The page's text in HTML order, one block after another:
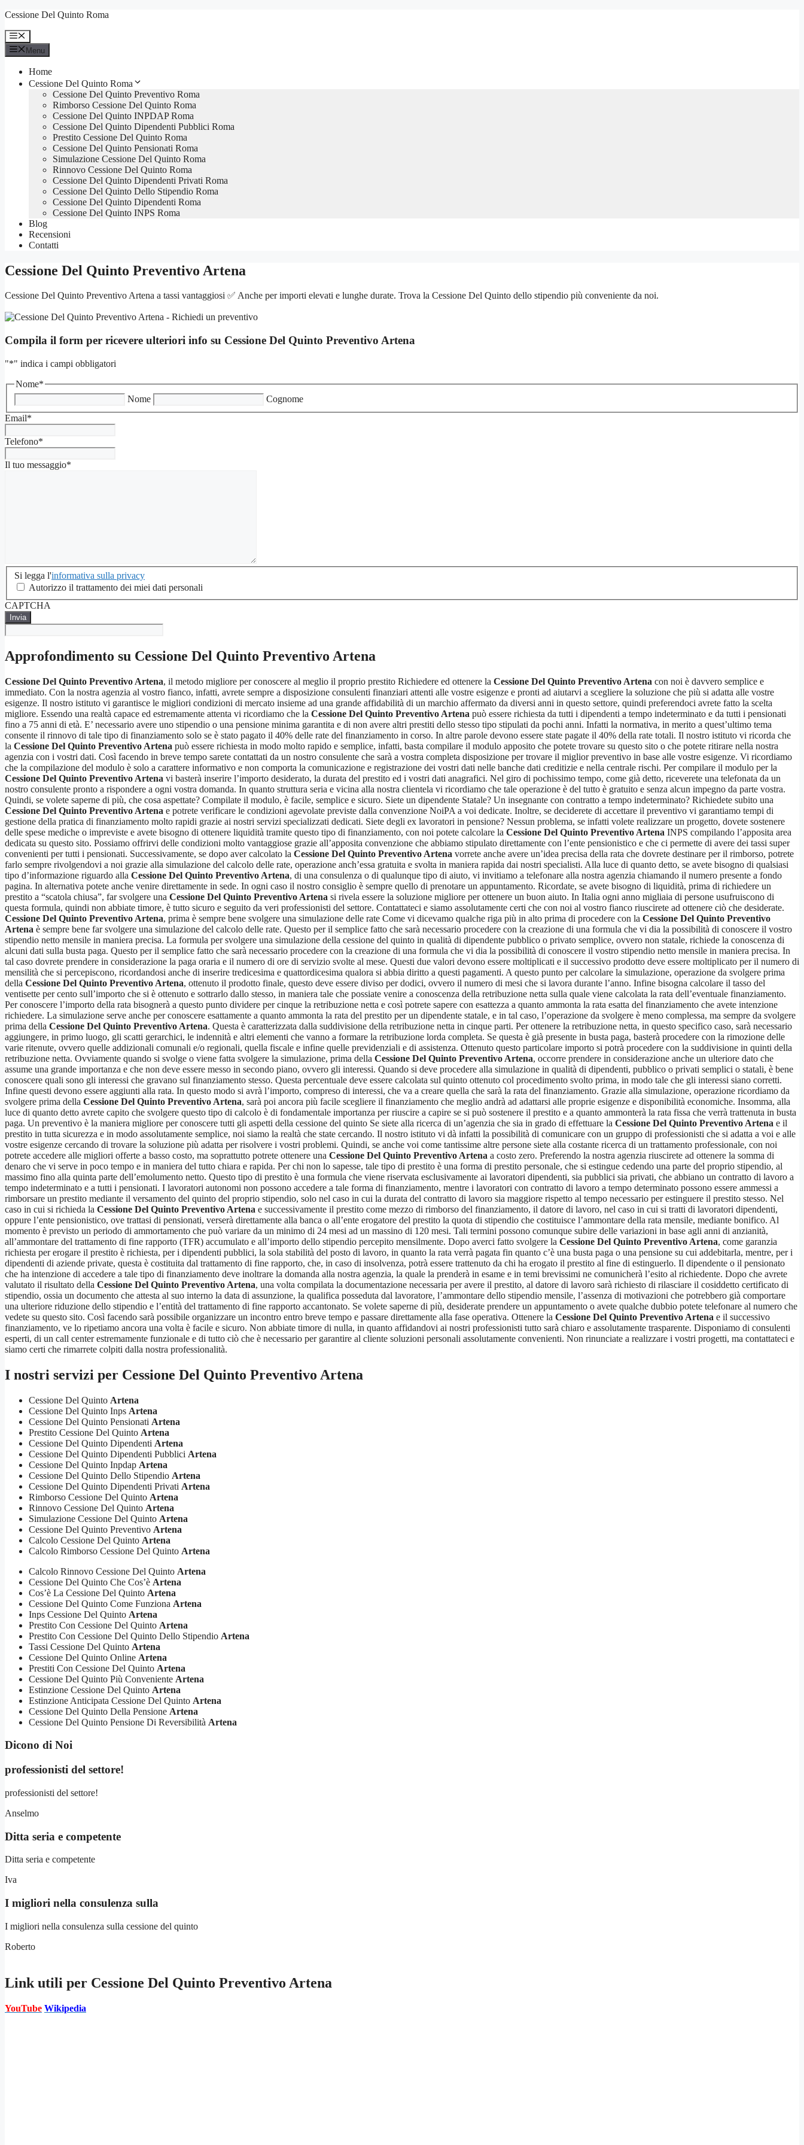
Vai
contenuto
Cessione Del Quinto Roma
Menu
Menu
Home
Cessione Del Quinto Roma
Cessione Del Quinto Preventivo Roma
Rimborso Cessione Del Quinto Roma
Cessione Del Quinto INPDAP Roma
Cessione Del Quinto Dipendenti Pubblici Roma
Prestito Cessione Del Quinto Roma
Cessione Del Quinto Pensionati Roma
Simulazione Cessione Del Quinto Roma
Rinnovo Cessione Del Quinto Roma
Cessione Del Quinto Dipendenti Privati Roma
Cessione Del Quinto Dello Stipendio Roma
Cessione Del Quinto Dipendenti Roma
Cessione Del Quinto INPS Roma
Blog
Recensioni
Contatti
Cessione Del Quinto Preventivo Artena
Cessione Del Quinto Preventivo Artena a tassi vantaggiosi ✅ Anche per importi elevati e lunghe durate. Trova la Cessione Del Quinto dello stipendio più conveniente da noi.
Compila il form per ricevere ulteriori info su Cessione Del Quinto Preventivo Artena
"*" indica i campi obbligatori
Nome*
Nome
Cognome
Email*
Telefono*
Il tuo messaggio*
Si
legga
sulla
privacy
Si legga l'informativa sulla privacy
Autorizzo il trattamento dei miei dati personali
CAPTCHA
Approfondimento su Cessione Del Quinto Preventivo Artena
Cessione Del Quinto Preventivo Artena, il metodo migliore per conoscere al meglio il proprio prestito Richiedere ed ottenere la Cessione Del Quinto Preventivo Artena con noi è davvero semplice e
immediato. Con la nostra agenzia al vostro fianco, infatti, avrete sempre a disposizione consulenti finanziari attenti alle vostre esigenze e pronti ad aiutarvi a scegliere la soluzione che più si adatta alle vostre
esigenze. Il nostro istituto vi garantisce le migliori condizioni di mercato insieme ad una grande affidabilità di un marchio affermato da diversi anni in questo settore, quindi preferendoci avrete fatto la scelta
migliore. Essendo una realtà capace ed estremamente attenta vi ricordiamo che la Cessione Del Quinto Preventivo Artena può essere richiesta da tutti i dipendenti a tempo indeterminato e da tutti i pensionati
fino a 75 anni di età. E’ necessario avere uno stipendio o una pensione minima garantita e di non avere altri prestiti dello stesso tipo stipulati da pochi anni. Infatti la normativa, in merito a quest’ultimo tema
consente il rinnovo di tale tipo di finanziamento solo se è stato pagato il 40% delle rate del finanziamento in corso. In altre parole devono essere state pagate il 40% della rate totali. Il nostro istituto vi ricorda che
la Cessione Del Quinto Preventivo Artena può essere richiesta in modo molto rapido e semplice, infatti, basta compilare il modulo apposito che potete trovare su questo sito o che potete ritirare nella nostra
agenzia con i vostri dati. Così facendo in breve tempo sarete contattati da un nostro consulente che sarà a vostra completa disposizione per trovare il miglior preventivo in base alle vostre esigenze. Vi ricordiamo
che la compilazione del modulo è solo a carattere informativo e non comporta la comunicazione e registrazione dei vostri dati nelle banche dati creditizie e nella centrale rischi. Per compilare il modulo per la
Cessione Del Quinto Preventivo Artena vi basterà inserire l’importo desiderato, la durata del prestito ed i vostri dati anagrafici. Nel giro di pochissimo tempo, come già detto, riceverete una telefonata da un
nostro consulente pronto a rispondere a ogni vostra domanda. In quanto struttura seria e vicina alla nostra clientela vi ricordiamo che tale operazione è del tutto è gratuito e senza alcun impegno da parte vostra.
Quindi, se volete saperne di più, che cosa aspettate? Compilate il modulo, è facile, semplice e sicuro. Siete un dipendente Statale? Un insegnante con contratto a tempo indeterminato? Richiedete subito una
Cessione Del Quinto Preventivo Artena e potrete verificare le condizioni agevolate previste dalla convenzione NoiPA a voi dedicate. Inoltre, se deciderete di accettare il preventivo vi garantiamo tempi di
gestione della pratica di finanziamento molto rapidi grazie ai nostri servizi specializzati dedicati. Siete degli ex lavoratori in pensione? Nessun problema, se infatti volete realizzare un progetto, dovete sostenere
delle spese mediche o impreviste e avete bisogno di ottenere liquidità tramite questo tipo di finanziamento, con noi potete calcolare la Cessione Del Quinto Preventivo Artena INPS compilando l’apposita area
dedicata su questo sito. Possiamo offrirvi delle condizioni molto vantaggiose grazie all’apposita convenzione che abbiamo stipulato direttamente con l’ente pensionistico e che ci permette di avere dei tassi super
convenienti per tutti i pensionati. Successivamente, se dopo aver calcolato la Cessione Del Quinto Preventivo Artena vorrete anche avere un’idea precisa della rata che dovrete destinare per il rimborso, potrete
farlo sempre rivolgendovi a noi grazie alla simulazione del calcolo delle rate, operazione anch’essa gratuita e svolta in maniera rapida dai nostri specialisti. Alla luce di quanto detto, se avete bisogno di qualsiasi
tipo d’informazione riguardo alla Cessione Del Quinto Preventivo Artena, di una consulenza o di qualunque tipo di aiuto, vi invitiamo a telefonare alla nostra agenzia chiamando il numero presente a fondo
pagina. In alternativa potete anche venire direttamente in sede. In ogni caso il nostro consiglio è sempre quello di prenotare un appuntamento. Ricordate, se avete bisogno di liquidità, prima di richiedere un
prestito a “scatola chiusa”, far svolgere una Cessione Del Quinto Preventivo Artena si rivela essere la soluzione migliore per ottenere un buon aiuto. In Italia ogni anno migliaia di persone usufruiscono di
questa formula, quindi non abbiate timore, è tutto sicuro e seguito da veri professionisti del settore. Contattateci e siamo assolutamente certi che con noi al vostro fianco riuscirete ad ottenere ciò che desiderate.
Cessione Del Quinto Preventivo Artena, prima è sempre bene svolgere una simulazione delle rate Come vi dicevamo qualche riga più in alto prima di procedere con la Cessione Del Quinto Preventivo
Artena è sempre bene far svolgere una simulazione del calcolo delle rate. Questo per il semplice fatto che sarà necessario procedere con la creazione di una formula che vi dia la possibilità di conoscere il vostro
stipendio netto mensile in maniera precisa. La formula per svolgere una simulazione della cessione del quinto in qualità di dipendente pubblico o privato semplice, ovvero non statale, richiede la conoscenza di
alcuni dati sulla busta paga. Questo per il semplice fatto che sarà necessario procedere con la creazione di una formula che vi dia la possibilità di conoscere il vostro stipendio netto mensile in maniera precisa. In
tal caso dovrete prendere in considerazione la paga oraria e il numero di ore di servizio svolte al mese. Questi due valori devono essere moltiplicati e il successivo prodotto deve essere moltiplicato per il numero di
mensilità che si percepiscono, ricordandosi anche di inserire tredicesima e quattordicesima qualora si abbia diritto a questi pagamenti. A questo punto per calcolare la simulazione, operazione da svolgere prima
della Cessione Del Quinto Preventivo Artena, ottenuto il prodotto finale, questo deve essere diviso per dodici, ovvero il numero di mesi che si lavora durante l’anno. Infine bisogna calcolare il tasso del
ventisette per cento sull’importo che si è ottenuto e sottrarlo dallo stesso, in maniera tale che possiate venire a conoscenza della retribuzione netta sulla quale viene calcolata la rata dell’eventuale finanziamento.
Per conoscere l’importo della rata bisognerà a questo punto dividere per cinque la retribuzione netta e così potrete sapere con esattezza a quanto ammonta la rata esatta del finanziamento che avete intenzione
richiedere. La simulazione serve anche per conoscere esattamente a quanto ammonta la rata del prestito per un dipendente statale, e in tal caso, l’operazione da svolgere è meno complessa, ma sempre da svolgere
prima della Cessione Del Quinto Preventivo Artena. Questa è caratterizzata dalla suddivisione della retribuzione netta in cinque parti. Per ottenere la retribuzione netta, in questo specifico caso, sarà necessario
aggiungere, in primo luogo, gli scatti gerarchici, le indennità e altri elementi che vanno a formare la retribuzione lorda completa. Se questa è già presente in busta paga, basterà procedere con la rimozione delle
varie ritenute, ovvero quelle addizionali comunali e/o regionali, quella fiscale e infine quelle previdenziali e di assistenza. Ottenuto questo particolare importo si potrà procedere con la suddivisione in quinti della
retribuzione netta. Ovviamente quando si svolge o viene fatta svolgere la simulazione, prima della Cessione Del Quinto Preventivo Artena, occorre prendere in considerazione anche un ulteriore dato che
assume una grande importanza e che non deve essere messo in secondo piano, ovvero gli interessi. Quando si deve procedere alla simulazione in qualità di dipendenti, pubblico o privati semplici o statali, è bene
conoscere quali sono gli interessi che gravano sul finanziamento stesso. Questa percentuale deve essere calcolata sul quinto ottenuto col procedimento svolto prima, in modo tale che gli interessi siano corretti.
Infine questi devono essere aggiunti alla rata. In questo modo si avrà l’importo, compreso di interessi, che va a creare quella che sarà la rata del finanziamento. Grazie alla simulazione, operazione ricordiamo da
svolgere prima della Cessione Del Quinto Preventivo Artena, sarà poi ancora più facile scegliere il finanziamento che meglio andrà ad adattarsi alle proprie esigenze e disponibilità economiche. Insomma, alla
luce di quanto detto avrete capito che svolgere questo tipo di calcolo è di fondamentale importanza per riuscire a capire se si può sostenere il prestito e a quanto ammonterà la rata fissa che verrà trattenuta in busta
paga. Un preventivo è la maniera migliore per conoscere tutti gli aspetti della cessione del quinto Se siete alla ricerca di un’agenzia che sia in grado di effettuare la Cessione Del Quinto Preventivo Artena e il
prestito in tutta sicurezza e in modo assolutamente semplice, noi siamo la realtà che state cercando. Il nostro istituto vi dà infatti la possibilità di comunicare con un gruppo di professionisti che si adatta a voi e alle
vostre esigenze cercando di trovare la soluzione più adatta per risolvere i vostri problemi. Quindi, se anche voi come tantissime altre persone siete alla costante ricerca di un trattamento professionale, con noi
potrete accedere alle migliori offerte a basso costo, ma soprattutto potrete ottenere una Cessione Del Quinto Preventivo Artena a costo zero. Preferendo la nostra agenzia riuscirete ad ottenere la somma di
denaro che vi serve in poco tempo e in maniera del tutto chiara e rapida. Per chi non lo sapesse, tale tipo di prestito è una forma di prestito personale, che si estingue cedendo una parte del proprio stipendio, al
massimo fino alla quinta parte dell’emolumento netto. Questo tipo di prestito è una formula che viene riservata esclusivamente ai lavoratori dipendenti, sia pubblici sia privati, che abbiano un contratto di lavoro a
tempo indeterminato e a tutti i pensionati. I lavoratori autonomi non possono accedere a tale forma di finanziamento, mentre i lavoratori con contratto di lavoro a tempo determinato possono essere ammessi a
rimborsare un prestito mediante il versamento del quinto del proprio stipendio, solo nel caso in cui la durata del contratto di lavoro sia maggiore rispetto al tempo necessario per estinguere il prestito stesso. Nel
caso in cui si richieda la Cessione Del Quinto Preventivo Artena e successivamente il prestito come mezzo di rimborso del finanziamento, il datore di lavoro, nel caso in cui si tratti di lavoratori dipendenti,
oppure l’ente pensionistico, ove trattasi di pensionati, verserà direttamente alla banca o all’ente erogatore del prestito la quota di stipendio che costituisce l’ammontare della rata mensile, mediante bonifico. Al
momento è previsto un periodo di ammortamento che può variare da un minimo di 24 mesi ad un massino di 120 mesi. Tali termini possono comunque subire delle variazioni in base agli anni di anzianità,
all’ammontare del trattamento di fine rapporto (TFR) accumulato e all’importo dello stipendio percepito mensilmente. Dopo averci fatto svolgere la Cessione Del Quinto Preventivo Artena, come garanzia
richiesta per erogare il prestito è richiesta, per i dipendenti pubblici, la sola stabilità del posto di lavoro, in quanto la rata verrà pagata fin quanto c’è una busta paga o una pensione su cui addebitarla, mentre, per i
dipendenti di aziende private, questa è costituita dal trattamento di fine rapporto, che, in caso di insolvenza, potrà essere trattenuto da chi ha erogato il prestito al fine di estinguerlo. Il dipendente o il pensionato
che ha intenzione di accedere a tale tipo di finanziamento deve inoltrare la domanda alla nostra agenzia, la quale la prenderà in esame e in temi brevissimi ne comunicherà l’esito al richiedente. Dopo che avrete
valutato il risultato della Cessione Del Quinto Preventivo Artena, una volta compilata la documentazione necessaria per avere il prestito, al datore di lavoro sarà richiesto di rilasciare il cosiddetto certificato di
stipendio, ossia un documento che attesta al suo interno la data di assunzione, la qualifica posseduta dal lavoratore, l’ammontare dello stipendio mensile, l’assenza di motivazioni che potrebbero già comportare
una ulteriore riduzione dello stipendio e l’entità del trattamento di fine rapporto accantonato. Se volete saperne di più, desiderate prendere un appuntamento o avete qualche dubbio potete telefonare al numero che
vedete su questo sito. Così facendo sarà possibile organizzare un incontro entro breve tempo e passare direttamente alla fase operativa. Ottenere la Cessione Del Quinto Preventivo Artena e il successivo
finanziamento, ve lo ripetiamo ancora una volta è facile e sicuro. Non abbiate timore di nulla, in quanto affidandovi ai nostri professionisti tutto sarà chiaro e assolutamente trasparente. Disponiamo di consulenti
esperti, di un call center estremamente funzionale e di tutto ciò che è necessario per garantire al cliente soluzioni personali assolutamente convenienti. Non rinunciate a realizzare i vostri progetti, ma contattateci e
siamo certi che rimarrete colpiti dalla nostra professionalità.
I nostri servizi per Cessione Del Quinto Preventivo Artena
Cessione Del Quinto Artena
Cessione Del Quinto Inps Artena
Cessione Del Quinto Pensionati Artena
Prestito Cessione Del Quinto Artena
Cessione Del Quinto Dipendenti Artena
Cessione Del Quinto Dipendenti Pubblici Artena
Cessione Del Quinto Inpdap Artena
Cessione Del Quinto Dello Stipendio Artena
Cessione Del Quinto Dipendenti Privati Artena
Rimborso Cessione Del Quinto Artena
Rinnovo Cessione Del Quinto Artena
Simulazione Cessione Del Quinto Artena
Cessione Del Quinto Preventivo Artena
Calcolo Cessione Del Quinto Artena
Calcolo Rimborso Cessione Del Quinto Artena
Calcolo Rinnovo Cessione Del Quinto Artena
Cessione Del Quinto Che Cos’è Artena
Cos’è La Cessione Del Quinto Artena
Cessione Del Quinto Come Funziona Artena
Inps Cessione Del Quinto Artena
Prestito Con Cessione Del Quinto Artena
Prestito Con Cessione Del Quinto Dello Stipendio Artena
Tassi Cessione Del Quinto Artena
Cessione Del Quinto Online Artena
Prestiti Con Cessione Del Quinto Artena
Cessione Del Quinto Più Conveniente Artena
Estinzione Cessione Del Quinto Artena
Estinzione Anticipata Cessione Del Quinto Artena
Cessione Del Quinto Della Pensione Artena
Cessione Del Quinto Pensione Di Reversibilità Artena
Dicono di Noi
professionisti del settore!
professionisti del settore!
Anselmo
Ditta seria e competente
Ditta seria e competente
Iva
I migliori nella consulenza sulla
I migliori nella consulenza sulla cessione del quinto
Roberto
Link utili per Cessione Del Quinto Preventivo Artena
YouTube Wikipedia